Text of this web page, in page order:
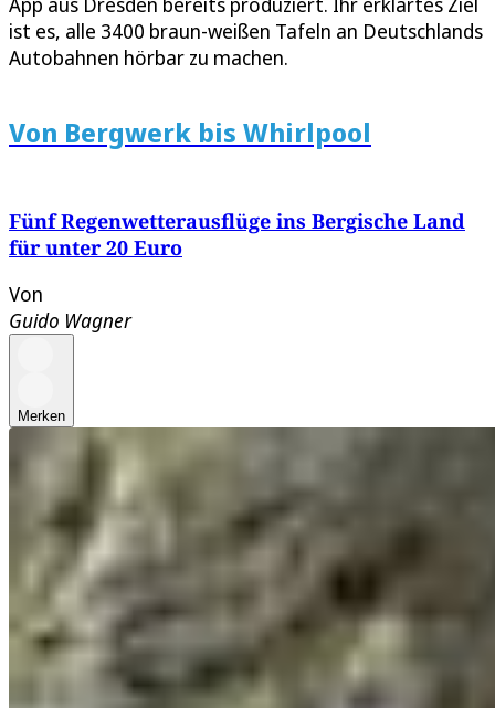
ist es, alle 3400 braun-weißen Tafeln an Deutschlands
Autobahnen hörbar zu machen.
Von Bergwerk bis Whirlpool
Fünf Regenwetterausflüge ins Bergische Land
für unter 20 Euro
Von
Guido Wagner
Merken